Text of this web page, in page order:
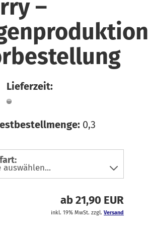
Mood
& Hosensoffe
/ Double
& Bänder
–
Lieferzeit:
0,3
ab 21,90 EUR
inkl. 19% MwSt. zzgl. Versand